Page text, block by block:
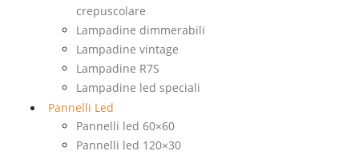
crepuscolare
Lampadine dimmerabili
Lampadine vintage
Lampadine R7S
Lampadine led speciali
Pannelli Led
Pannelli led 60×60
Pannelli led 120×30